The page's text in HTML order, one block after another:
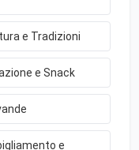
e Tradizioni
e Snack
e